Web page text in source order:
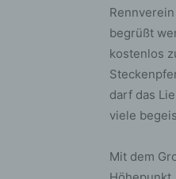
begrüßt
kostenlos
darf das
viele
Mit dem